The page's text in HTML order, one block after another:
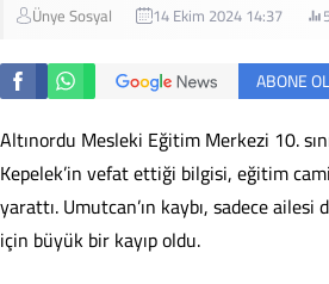
Ünye Sosyal 14 Ekim 2024 14:37
ABONE OL
Altınordu Mesleki Eğitim Merkezi 10.
Kepelek’in vefat ettiği bilgisi, eğitim
yarattı. Umutcan’ın kaybı, sadece
için büyük bir kayıp oldu.